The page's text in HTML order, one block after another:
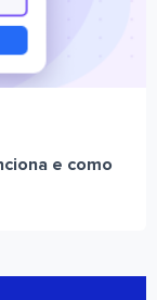
e como